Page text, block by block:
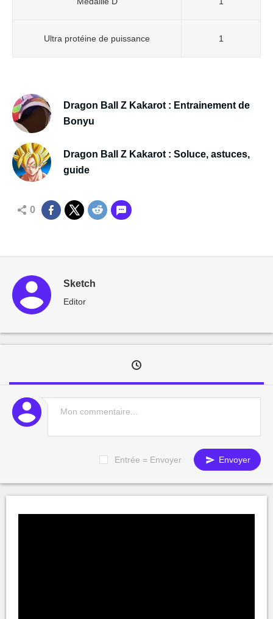
Ultra protéine de puissance 1
Dragon Ball Z Kakarot : Entrainement de
Bonyu
Dragon Ball Z Kakarot : Soluce, astuces,
guide
0
Sketch
Editor
Entrée = Envoyer Envoyer